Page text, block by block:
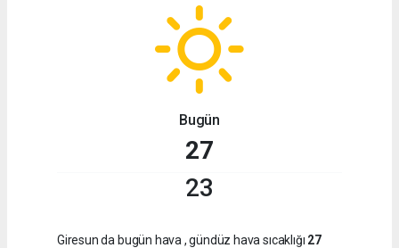
Bugün
27
23
Giresun da bugün hava , gündüz hava sıcaklığı 27